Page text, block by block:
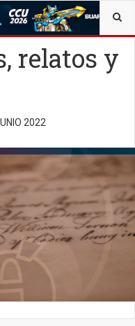
relatos y
2022